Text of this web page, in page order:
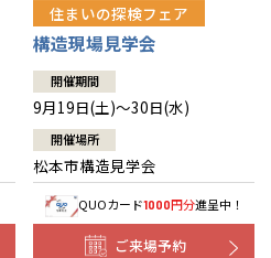
住まいの探検フェア
構造現場見学会
開催期間
9月19日(土)～30日(水)
開催場所
松本市構造見学会
QUOカード1000円分進呈中！
ご来場予約